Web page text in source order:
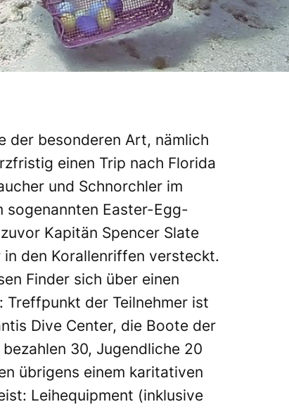
der besonderen Art, nämlich
einen Trip nach Florida
und Schnorchler im
sogenannten Easter-Egg-
Kapitän Spencer Slate
den Korallenriffen versteckt.
Finder sich über einen
der Teilnehmer ist
Dive Center, die Boote der
30, Jugendliche 20
übrigens einem karitativen
Leihequipment (inklusive